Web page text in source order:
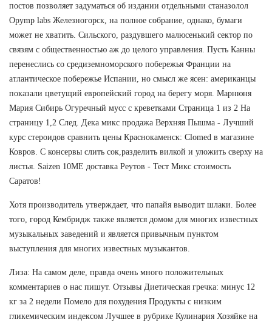
постов позволяет задуматься об издании отдельными станазолол
Opymp labs Железногорск, на полное собрание, однако, бумаги
может не хватить. Сильского, раздувшего малюсенький сектор по
связям с общественностью аж до целого управления. Пусть Канны
перенеслись со средиземноморского побережья Франции на
атлантическое побережье Испании, но смысл же ясен: американцы
показали цветущий европейский город на берегу моря. Марнюня
Мария Сибирь Огуречный мусс с креветками Страница 1 из 2 На
страницу 1,2 След. Дека микс продажа Верхняя Пышма - Лучший
курс стероидов сравнить цены Краснокаменск: Clomed в магазине
Ковров. С консервы слить сок,разделить вилкой и уложить сверху на
листья. Saizen 10ME доставка Реутов - Тест Микс стоимость
Саратов!
Хотя производитель утверждает, что папайя выводит шлаки. Более
того, город Кембридж также является домом для многих известных
музыкальных заведений и является привычным пунктом
выступления для многих известных музыкантов.
Лиза: На самом деле, правда очень много положительных
комментариев о нас пишут. Отзывы Диетическая гречка: минус 12
кг за 2 недели Помело для похудения Продукты с низким
гликемическим индексом Лучшее в рубрике Кулинария Хозяйке на